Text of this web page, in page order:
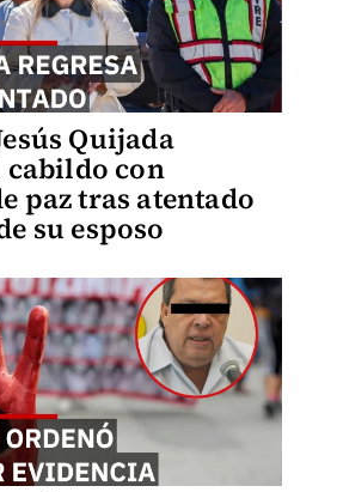
Quijada
cabildo con
paz tras atentado
su esposo